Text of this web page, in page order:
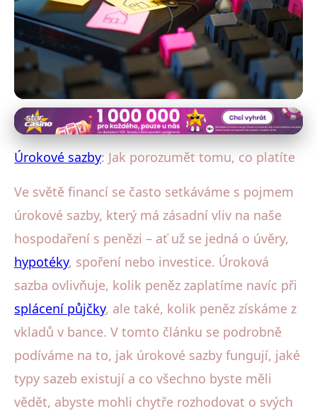
Úrokové sazby a jejich vliv
Úrokové sazby rozluštěny: Co
finance
26. 1. 2026· 4 min čtení · Autor: Petra Váchová
Úrokové sazby: Jak porozumět tomu, co platíte
Ve světě financí se často setkáváme s pojmem
úrokové sazby, který má zásadní vliv na naše
hospodaření s penězi – ať už se jedná o úvěry,
hypotéky, spoření nebo investice. Úroková
sazba ovlivňuje, kolik peněz zaplatíme navíc při
splácení půjčky, ale také, kolik peněz získáme z
vkladů v bance. V tomto článku se podrobně
podíváme na to, jak úrokové sazby fungují, jaké
typy sazeb existují a co všechno byste měli
vědět, abyste mohli chytře rozhodovat o svých